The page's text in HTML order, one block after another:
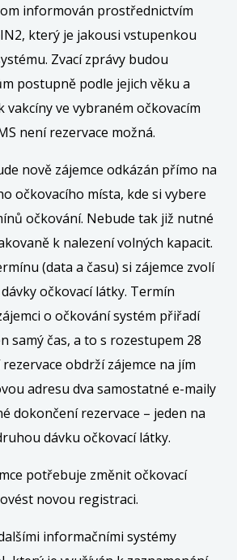
informován prostřednictvím
který je jakousi vstupenkou
Zvací zprávy budou
postupně podle jejich věku a
vakcíny ve vybraném očkovacím
není rezervace možná.
nově zájemce odkázán přímo na
očkovacího místa, kde si vybere
očkování. Nebude tak již nutné
k nalezení volných kapacit.
(data a času) si zájemce zvolí
očkovací látky. Termín
o očkování systém přiřadí
samý čas, a to s rozestupem 28
obdrží zájemce na jím
adresu dva samostatné e-maily
dokončení rezervace – jeden na
dávku očkovací látky.
potřebuje změnit očkovací
novou registraci.
informačními systémy